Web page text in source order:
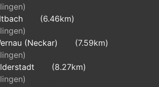
(6.46km)
(Neckar)
(7.59km)
(8.27km)